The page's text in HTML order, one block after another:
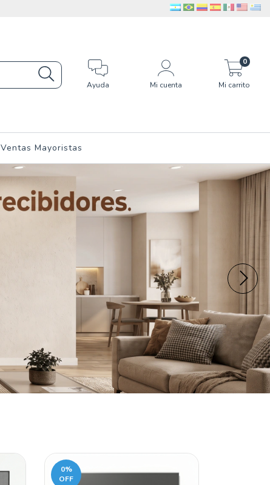
Ayuda Mi cuenta Mi carrito
0
Ventas Mayoristas
0%
OFF